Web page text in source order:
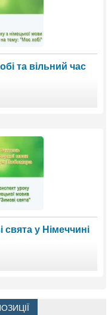
та вільний час
у Німеччині